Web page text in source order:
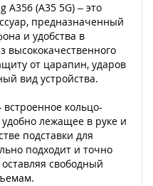
A356 (A35 5G) – это
предназначенный
и удобства в
высококачественного
от царапин, ударов
вид устройства.
кольцо-
лежащее в руке и
подставки для
подходит и точно
свободный